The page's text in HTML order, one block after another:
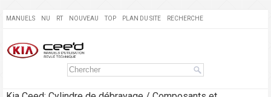
MANUELS NU RT NOUVEAU TOP PLAN DU SITE RECHERCHE